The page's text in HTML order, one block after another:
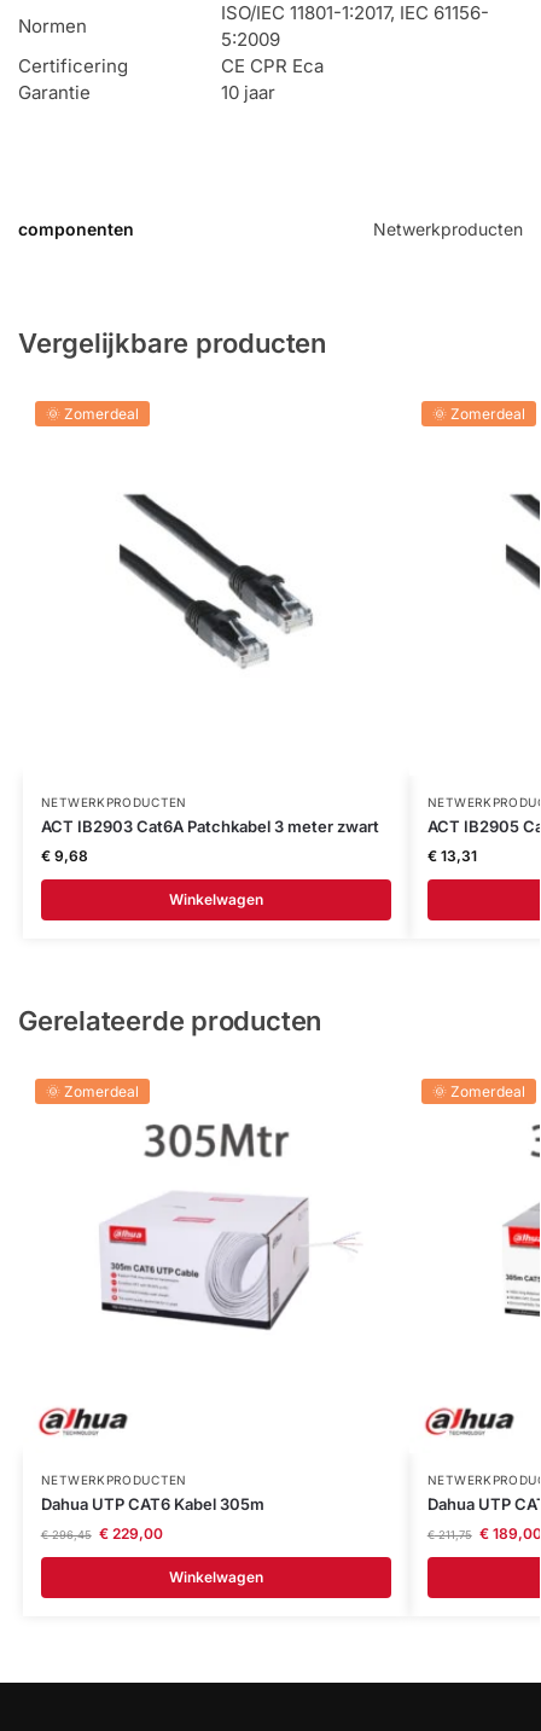
Normen
ISO/IEC 11801-1:2017, IEC 61156-
5:2009
Certificering
CE CPR Eca
Garantie
10 jaar
componenten Netwerkproducten
Vergelijkbare producten
🌞 Zomerdeal
NETWERKPRODUCTEN
ACT IB2903 Cat6A Patchkabel 3 meter zwart
€9,68
Winkelwagen
🌞 Zomerdeal
ACT IB2905
€13,31
Gerelateerde producten
🌞 Zomerdeal
NETWERKPRODUCTEN
Dahua UTP CAT6 Kabel 305m
€296,45 €229,00
Winkelwagen
🌞 Zomerdeal
Dahua UTP
€211,75 €189,00